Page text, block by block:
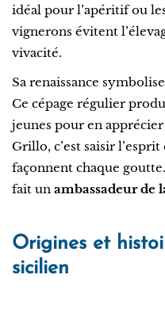
idéal pour l’apéritif ou
vignerons évitent
vivacité.
Sa renaissance
Ce cépage régulier
jeunes pour en
Grillo, c’est saisir
façonnent chaque
fait un ambassadeur de
Origines et
sicilien